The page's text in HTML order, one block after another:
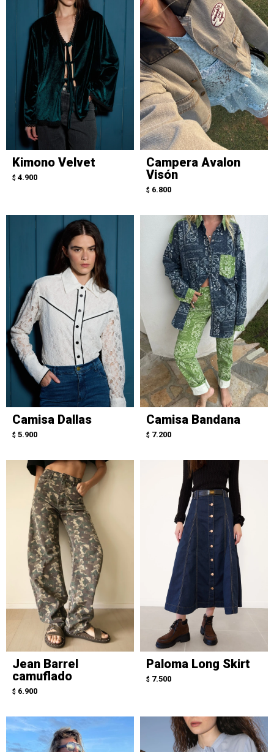
Kimono Velvet
$ 4.900
Campera Avalon
Visón
$ 6.800
Camisa Dallas
$ 5.900
Camisa Bandana
$ 7.200
Jean Barrel
camuflado
$ 6.900
Paloma Long Skirt
$ 7.500